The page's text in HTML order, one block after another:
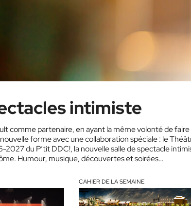
intimiste
comme partenaire, en ayant la même volonté de faire
forme avec une collaboration spéciale : le
du P’tit DDC!, la nouvelle salle de spectacle
Humour, musique, découvertes et soirées
CAHIER DE LA SEMAINE